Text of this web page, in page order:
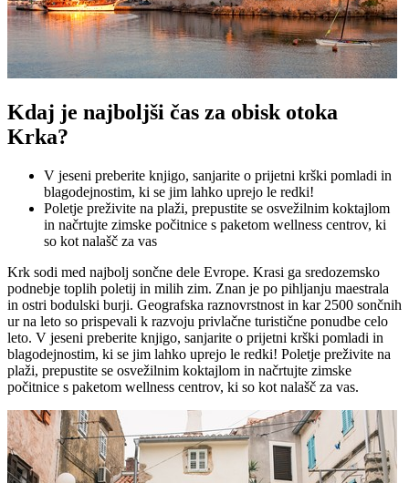
Kdaj je najboljši čas za obisk otoka
Krka?
V jeseni preberite knjigo, sanjarite o prijetni krški pomladi in
blagodejnostim, ki se jim lahko uprejo le redki!
Poletje preživite na plaži, prepustite se osvežilnim koktajlom
in načrtujte zimske počitnice s paketom wellness centrov, ki
so kot nalašč za vas
Krk sodi med najbolj sončne dele Evrope. Krasi ga sredozemsko
podnebje toplih poletij in milih zim. Znan je po pihljanju maestrala
in ostri bodulski burji. Geografska raznovrstnost in kar 2500 sončnih
ur na leto so prispevali k razvoju privlačne turistične ponudbe celo
leto. V jeseni preberite knjigo, sanjarite o prijetni krški pomladi in
blagodejnostim, ki se jim lahko uprejo le redki! Poletje preživite na
plaži, prepustite se osvežilnim koktajlom in načrtujte zimske
počitnice s paketom wellness centrov, ki so kot nalašč za vas.